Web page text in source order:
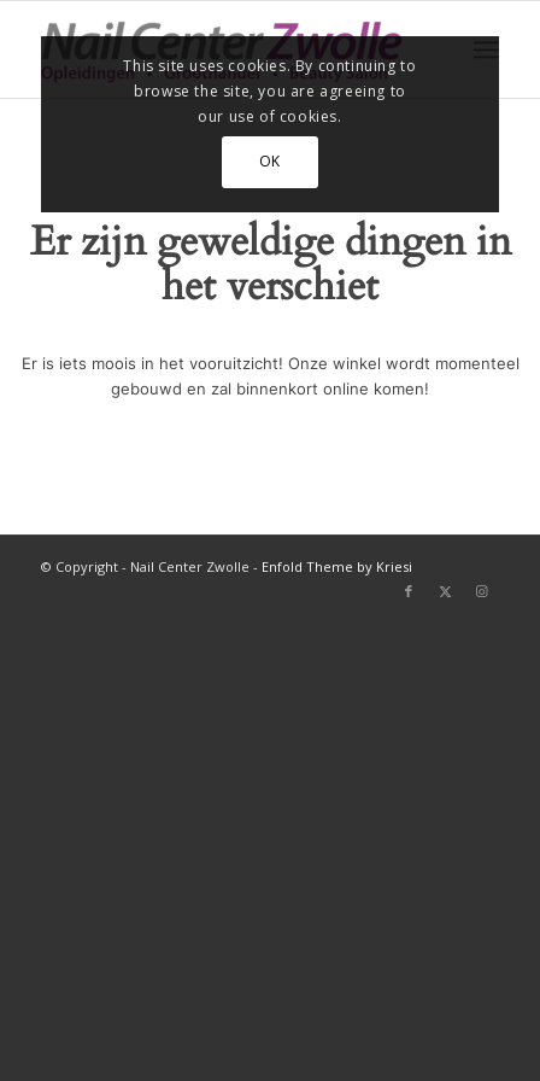
Er zijn geweldige dingen in
het verschiet
Er is iets moois in het vooruitzicht! Onze winkel wordt momenteel
gebouwd en zal binnenkort online komen!
© Copyright - Nail Center Zwolle - Enfold Theme by Kriesi
This site uses cookies. By continuing to
browse the site, you are agreeing to
our use of cookies.
OK